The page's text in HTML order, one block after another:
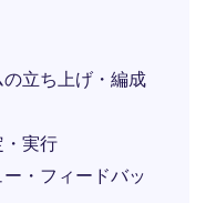
立ち上げ・編成
実行
・フィードバッ